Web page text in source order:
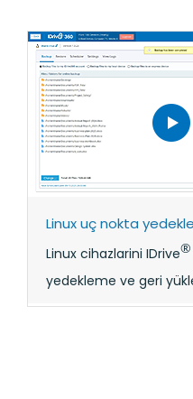
Linux uç nokta
Linux cihazlarini IDrive®
yedekleme ve geri